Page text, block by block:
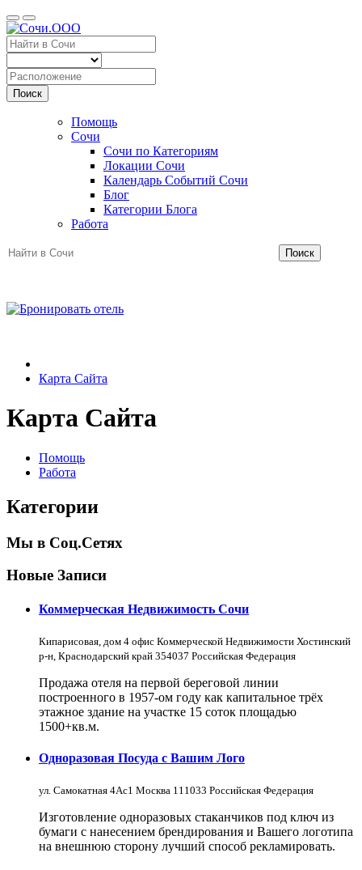
Поиск
Помощь
Сочи
Сочи по Категориям
Локации Сочи
Календарь Событий Сочи
Блог
Категории Блога
Работа
Поиск
Карта Сайта
Карта Сайта
Помощь
Работа
Категории
Мы в Соц.Сетях
Новые Записи
Коммерческая Недвижимость Сочи
Кипарисовая, дом 4 офис Коммерческой Недвижимости Хостинский
р-н, Краснодарский край 354037 Российская Федерация
Продажа отеля на первой береговой линии
построенного в 1957-ом году как капитальное трёх
этажное здание на участке 15 соток площадью
1500+кв.м.
Одноразовая Посуда с Вашим Лого
ул. Самокатная 4Ас1 Москва 111033 Российская Федерация
Изготовление одноразовых стаканчиков под ключ из
бумаги с нанесением брендирования и Вашего логотипа
на внешнюю сторону лучший способ рекламировать.